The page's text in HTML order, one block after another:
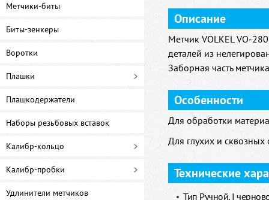
Метчики-биты
Биты-зенкеры
Воротки
Плашки
Плашкодержатели
Наборы резьбовых вставок
Калибр-кольцо
Калибр-пробки
Удлинители метчиков
Описание
Метчик VOLKEL VO-
деталей из
Заборная часть
Особенности
Для обработки
Для глухих и сквозных
Технические
Тип Ручной, I